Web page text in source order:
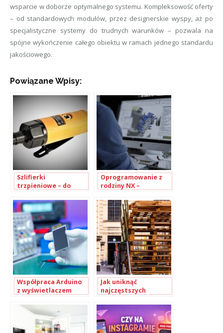
wsparcie w doborze optymalnego systemu. Kompleksowość oferty
– od standardowych modułów, przez designerskie wyspy, aż po
specjalistyczne systemy do trudnych warunków – pozwala na
spójne wykończenie całego obiektu w ramach jednego standardu
jakościowego.
Powiązane Wpisy:
Szlifierki
trzpieniowe – do
Oprogramowanie z
rodziny NX –
rozwiązania od
CAMdivision
Współpraca Arduino
z wyświetlaczem
Jak uniknąć
najczęstszych
paletowych